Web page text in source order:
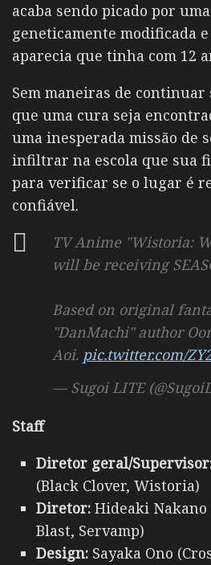
acaba sendo picado por
geneticamente modificada
aparecia que tinha com 12
Sem maneiras de
que uma cura seja
uma inesperada missão de
infiltrar na escola que sua
para verificar se o lugar é
confiável.
TV Anime "Wistoria:
will be receiving
Based on original
"DanMachi" author
Aoi. pic.twitter.com/
— Sugoi LITE
Staff
Diretor geral/
(Black Clover, Wistoria)
Diretor: Hideaki Nakano
Blast, Servamp)
Design: Sayaka Ono